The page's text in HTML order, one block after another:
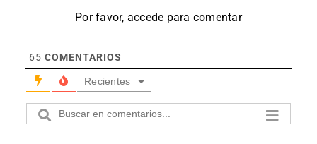
Por favor, accede para comentar
65 COMENTARIOS
Recientes